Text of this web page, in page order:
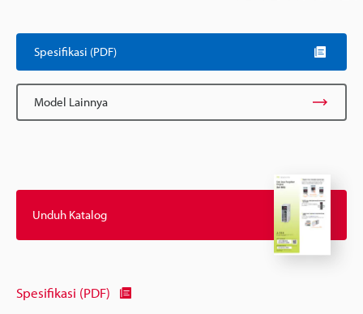
Spesifikasi (PDF)
Model Lainnya
Unduh Katalog
Spesifikasi (PDF)